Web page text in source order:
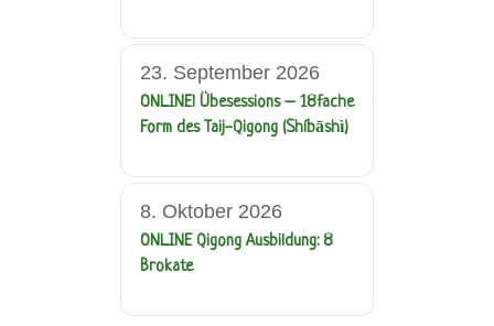
23. September 2026
ONLINE! Übesessions – 18fache
Form des Taij-Qigong (Shíbāshì)
8. Oktober 2026
ONLINE Qigong Ausbildung: 8
Brokate